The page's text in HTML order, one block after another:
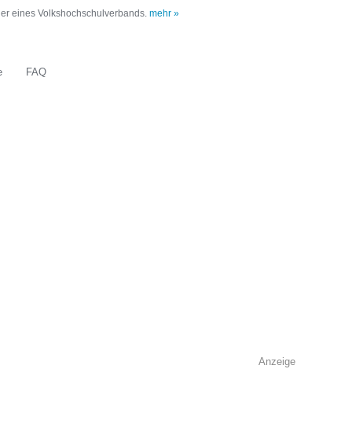
eines Volkshochschulverbands. mehr »
FAQ
Anzeige